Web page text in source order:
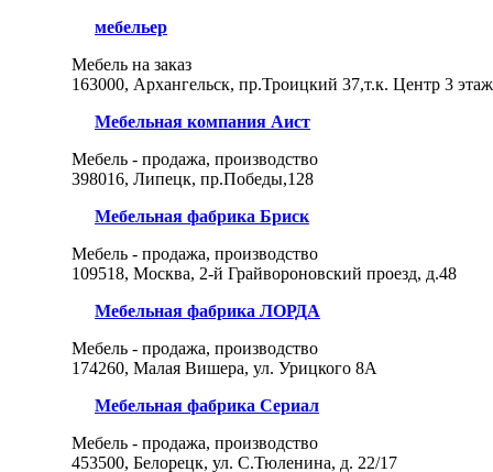
мебельер
Мебель на заказ
163000, Архангельск, пр.Троицкий 37,т.к. Центр 3 этаж
Мебельная компания Аист
Мебель - продажа, производство
398016, Липецк, пр.Победы,128
Мебельная фабрика Бриск
Мебель - продажа, производство
109518, Москва, 2-й Грайвороновский проезд, д.48
Мебельная фабрика ЛОРДА
Мебель - продажа, производство
174260, Малая Вишера, ул. Урицкого 8А
Мебельная фабрика Сериал
Мебель - продажа, производство
453500, Белорецк, ул. С.Тюленина, д. 22/17